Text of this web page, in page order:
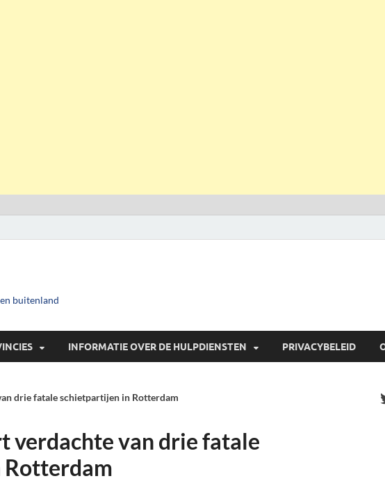
buitenland
INFORMATIE OVER DE HULPDIENSTEN PRIVACYBELEID
drie fatale schietpartijen in Rotterdam
verdachte van drie fatale